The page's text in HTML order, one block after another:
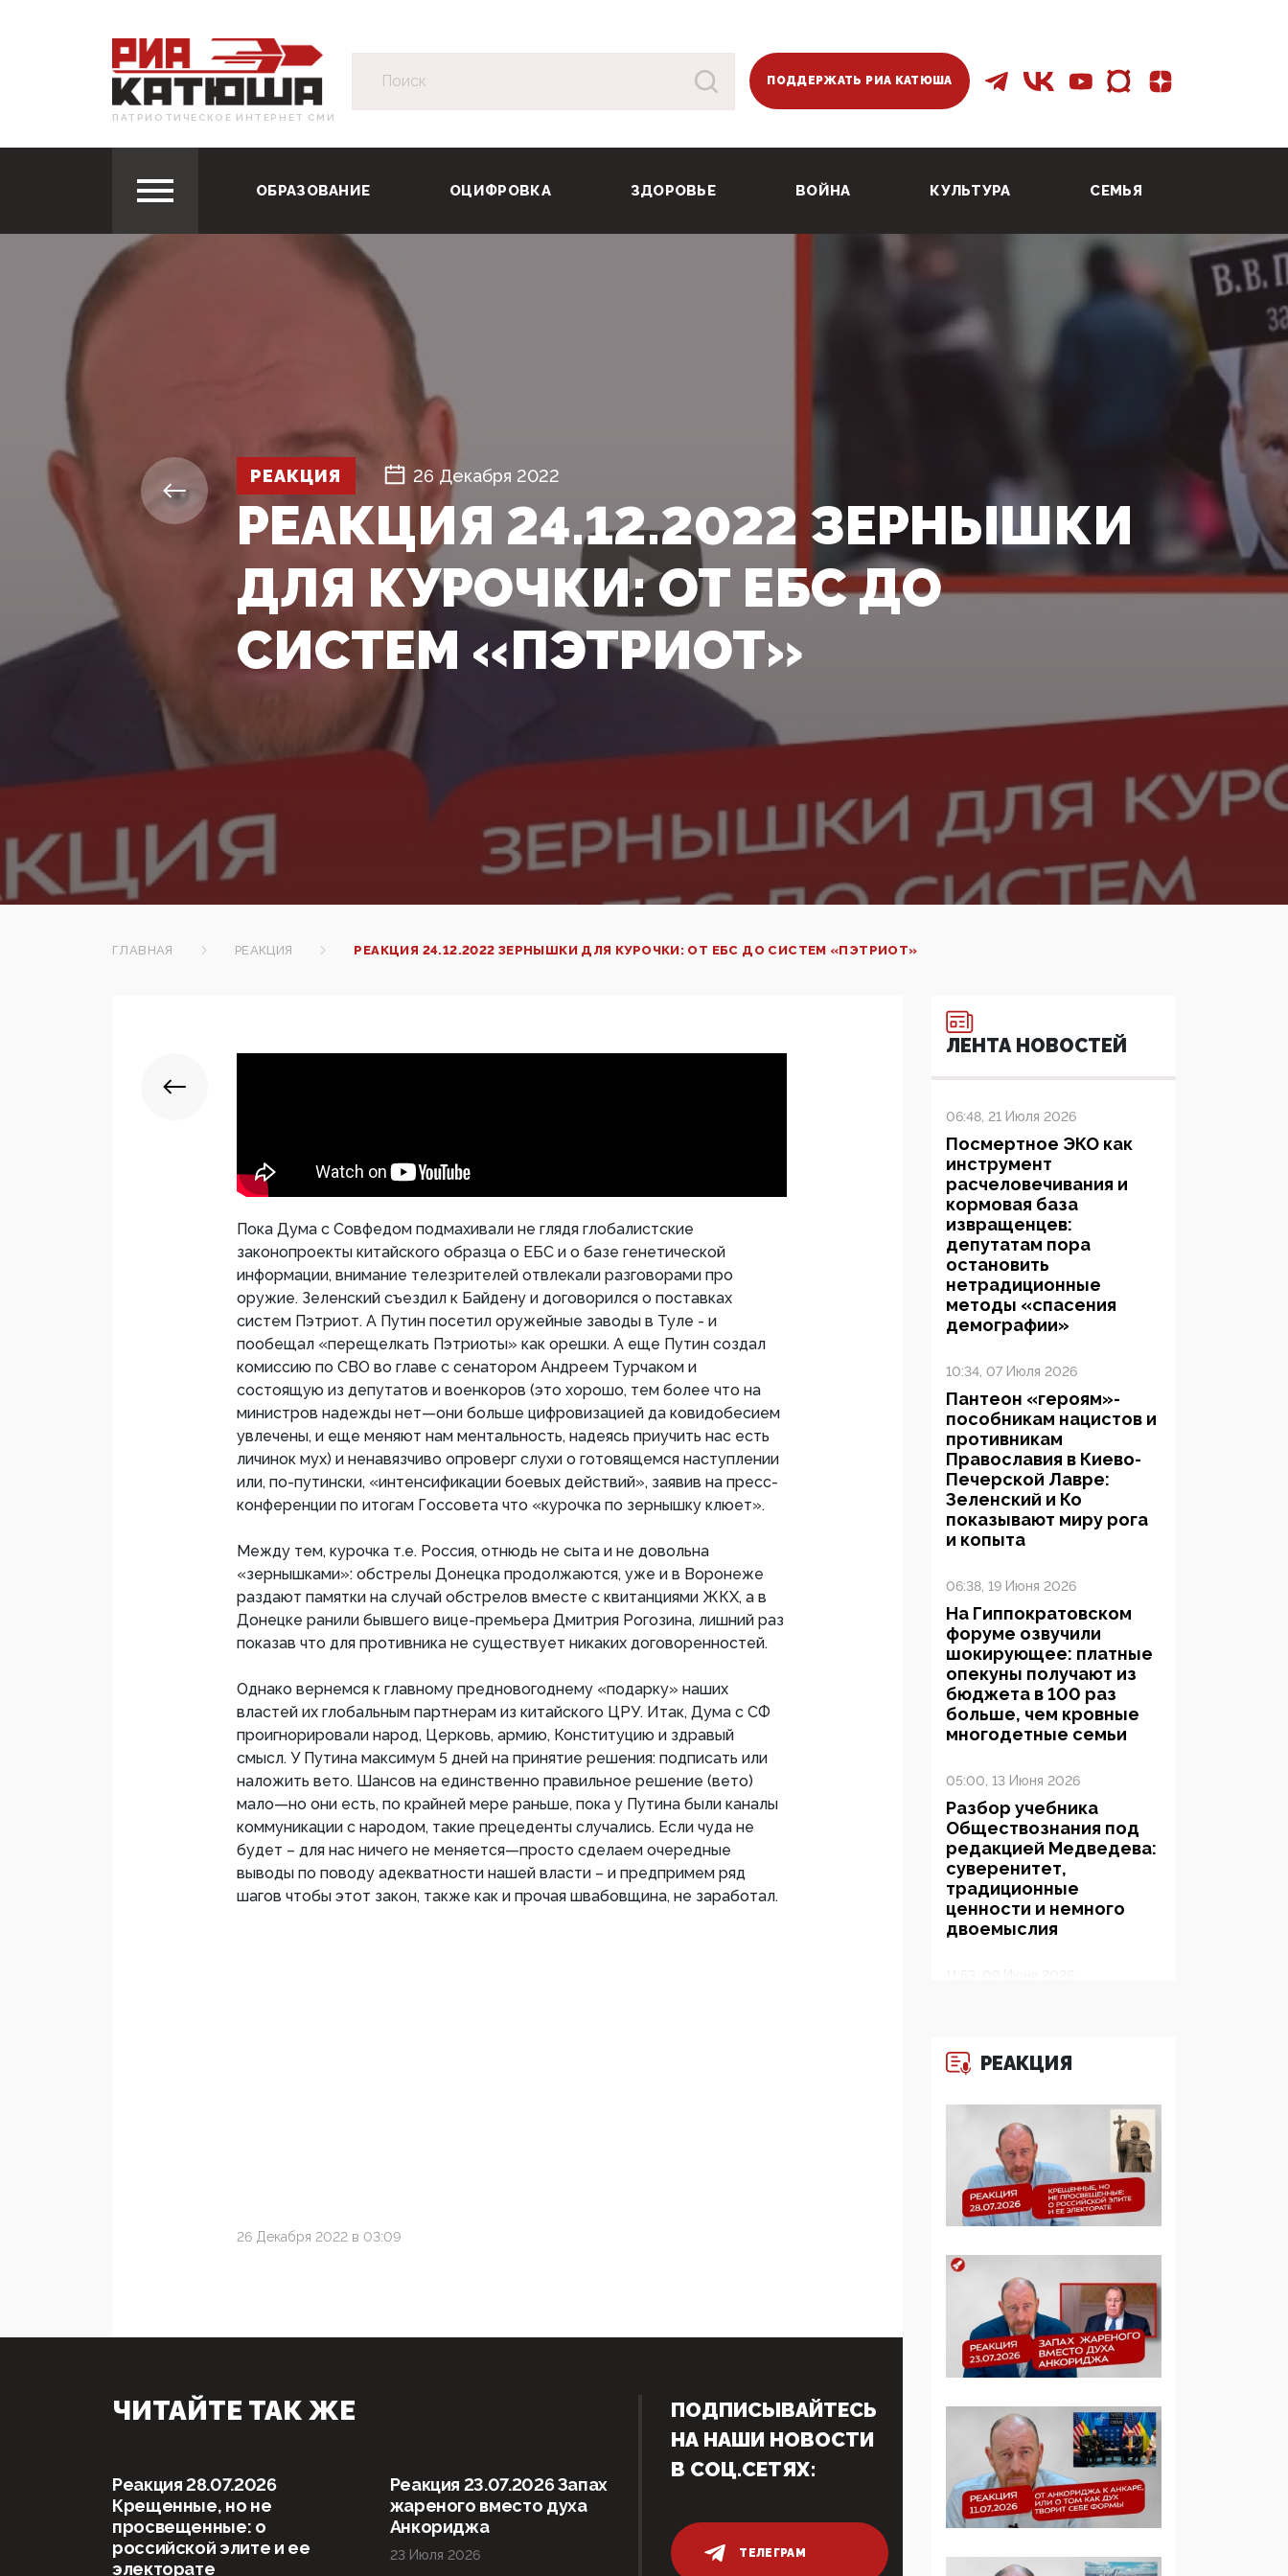
ПАТРИОТИЧЕСКОЕ ИНТЕРНЕТ СМИ
ПОДДЕРЖАТЬ РИА КАТЮША
ОБРАЗОВАНИЕ ОЦИФРОВКА ЗДОРОВЬЕ ВОЙНА КУЛЬТУРА СЕМЬЯ
РЕАКЦИЯ 26 Декабря 2022
РЕАКЦИЯ 24.12.2022 ЗЕРНЫШКИ
ДЛЯ КУРОЧКИ: ОТ ЕБС ДО
СИСТЕМ «ПЭТРИОТ»
ГЛАВНАЯ РЕАКЦИЯ РЕАКЦИЯ 24.12.2022 ЗЕРНЫШКИ ДЛЯ КУРОЧКИ: ОТ ЕБС ДО СИСТЕМ «ПЭТРИОТ»
Пока Дума с Совфедом подмахивали не глядя глобалистские
законопроекты китайского образца о ЕБС и о базе генетической
информации, внимание телезрителей отвлекали разговорами про
оружие. Зеленский съездил к Байдену и договорился о поставках
систем Пэтриот. А Путин посетил оружейные заводы в Туле - и
пообещал «перещелкать Пэтриоты» как орешки. А еще Путин создал
комиссию по СВО во главе с сенатором Андреем Турчаком и
состоящую из депутатов и военкоров (это хорошо, тем более что на
министров надежды нет—они больше цифровизацией да ковидобесием
увлечены, и еще меняют нам ментальность, надеясь приучить нас есть
личинок мух) и ненавязчиво опроверг слухи о готовящемся наступлении
или, по-путински, «интенсификации боевых действий», заявив на пресс-
конференции по итогам Госсовета что «курочка по зернышку клюет».
Между тем, курочка т.е. Россия, отнюдь не сыта и не довольна
«зернышками»: обстрелы Донецка продолжаются, уже и в Воронеже
раздают памятки на случай обстрелов вместе с квитанциями ЖКХ, а в
Донецке ранили бывшего вице-премьера Дмитрия Рогозина, лишний раз
показав что для противника не существует никаких договоренностей.
Однако вернемся к главному предновогоднему «подарку» наших
властей их глобальным партнерам из китайского ЦРУ. Итак, Дума с СФ
проигнорировали народ, Церковь, армию, Конституцию и здравый
смысл. У Путина максимум 5 дней на принятие решения: подписать или
наложить вето. Шансов на единственно правильное решение (вето)
мало—но они есть, по крайней мере раньше, пока у Путина были каналы
коммуникации с народом, такие прецеденты случались. Если чуда не
будет – для нас ничего не меняется—просто сделаем очередные
выводы по поводу адекватности нашей власти – и предпримем ряд
шагов чтобы этот закон, также как и прочая швабовщина, не заработал.
26 Декабря 2022 в 03:09
ЛЕНТА НОВОСТЕЙ
06:48, 21 Июля 2026
Посмертное ЭКО как
инструмент
расчеловечивания и
кормовая база
извращенцев:
депутатам пора
остановить
нетрадиционные
методы «спасения
демографии»
10:34, 07 Июля 2026
Пантеон «героям»-
пособникам нацистов и
противникам
Православия в Киево-
Печерской Лавре:
Зеленский и Ко
показывают миру рога
и копыта
06:38, 19 Июня 2026
На Гиппократовском
форуме озвучили
шокирующее: платные
опекуны получают из
бюджета в 100 раз
больше, чем кровные
многодетные семьи
05:00, 13 Июня 2026
Разбор учебника
Обществознания под
редакцией Медведева:
суверенитет,
традиционные
ценности и немного
двоемыслия
деятельность ИИТО
цифроглобалисты
продолжают
определять повестку в
образовании
09:43, 01 Июня 2026
граждан: Минцифры
намерено отобрать у
регионов и
муниципалитетов право
защищать жилые дома
и социальные объекты
от ЭМИ
05:58, 26 Мая 2026
Роскомнадзор
освободили от борца с
деструктивным и
опасным контентом
07:39, 25 Мая 2026
РЕАКЦИЯ
ЧИТАЙТЕ ТАК ЖЕ
Реакция 28.07.2026
Крещенные, но не
просвещенные: о
российской элите и ее
электорате
Реакция 23.07.2026 Запах
жареного вместо духа
Анкориджа
23 Июля 2026
ПОДПИСЫВАЙТЕСЬ
НА НАШИ НОВОСТИ
В СОЦ.СЕТЯХ:
ТЕЛЕГРАМ